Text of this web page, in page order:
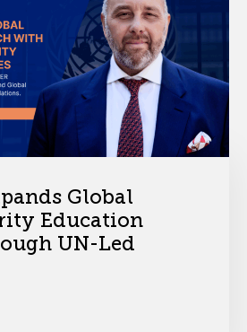
Global
Education
UN-Led